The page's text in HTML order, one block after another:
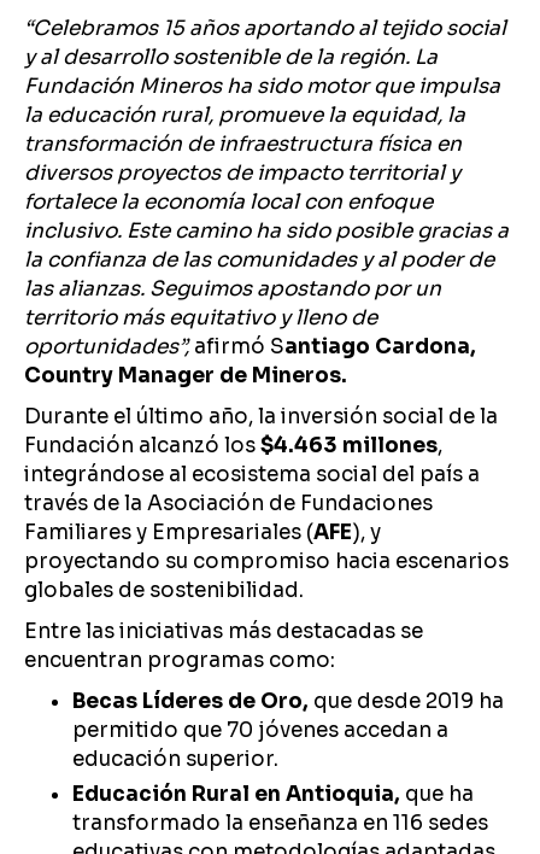
“Celebramos 15 años aportando al tejido social
y al desarrollo sostenible de la región. La
Fundación Mineros ha sido motor que impulsa
la educación rural, promueve la equidad, la
transformación de infraestructura física en
diversos proyectos de impacto territorial y
fortalece la economía local con enfoque
inclusivo. Este camino ha sido posible gracias a
la confianza de las comunidades y al poder de
las alianzas. Seguimos apostando por un
territorio más equitativo y lleno de
oportunidades”,afirmó Santiago Cardona,
Country Manager de Mineros.
Durante el último año, la inversión social de la
Fundación alcanzó los$4.463 millones,
integrándose al ecosistema social del país a
través de la Asociación de Fundaciones
Familiares y Empresariales (AFE), y
proyectando su compromiso hacia escenarios
globales de sostenibilidad.
Entre las iniciativas más destacadas se
encuentran programas como:
Becas Líderes de Oro, que desde 2019 ha
permitido que 70 jóvenes accedan a
educación superior.
Educación Rural en Antioquia, que ha
transformado la enseñanza en 116 sedes